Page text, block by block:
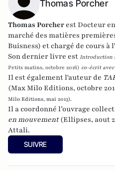
Thomas Porcher
Thomas Porcher est Docteur
marché des matières
Buisness) et chargé de cours
Son dernier livre est Introduction
Petits matins, octobre 2016) co-écrit
Il est également l'auteur de
(Max Milo Editions, octobre
Milo Editions, mai 2013).
Il a coordonné l’ouvrage
en mouvement(Ellipses, aout
Attali.
SUIVRE